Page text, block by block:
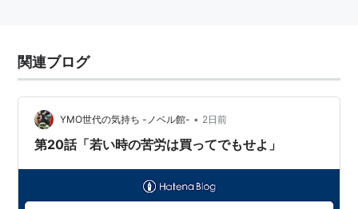
関連ブログ
YMO世代の気持ち -ノベル館- • 2日前
第20話「若い時の苦労は買ってでもせよ」